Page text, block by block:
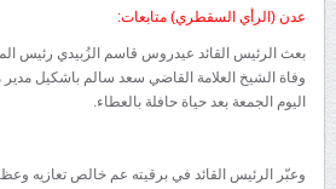
عدن (الرأي السقطري) متابعات:
بعث الرئيس القائد عيدروس قاسم الزُبيدي رئيس
وفاة الشيخ العلامة القاضي سعد سالم باشكيل مدير
اليوم الجمعة بعد حياة حافلة بالعطاء.
وعبّر الرئيس القائد في برقيته عم خالص تعازيه